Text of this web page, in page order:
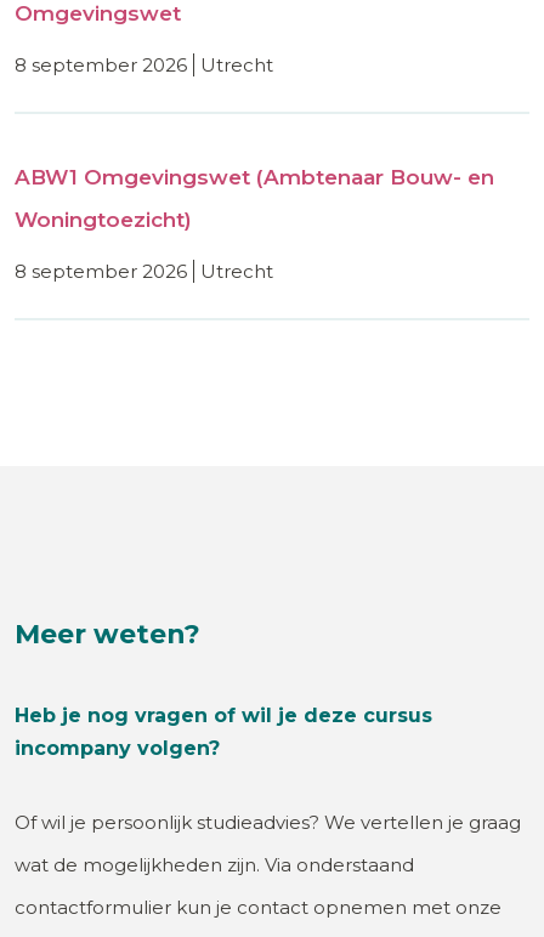
Omgevingswet
8 september 2026 utrecht
ABW1 Omgevingswet (Ambtenaar Bouw- en
Woningtoezicht)
8 september 2026 utrecht
Meer weten?
Heb je nog vragen of wil je deze cursus
incompany volgen?
Of wil je persoonlijk studieadvies? We vertellen je graag
wat de mogelijkheden zijn. Via onderstaand
contactformulier kun je contact opnemen met onze